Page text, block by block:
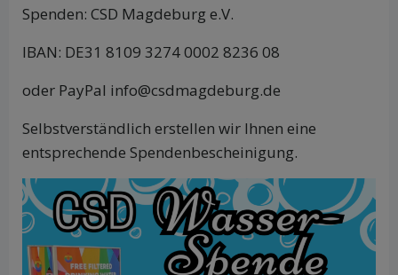
Spenden: CSD Magdeburg e.V.
IBAN: DE31 8109 3274 0002 8236 08
oder PayPal info@csdmagdeburg.de
Selbstverständlich erstellen wir Ihnen eine
entsprechende Spendenbescheinigung.